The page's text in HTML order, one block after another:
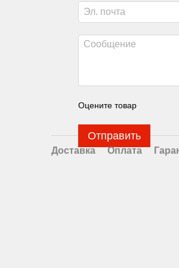
Оцените товар
Отправить
Доставка Оплата